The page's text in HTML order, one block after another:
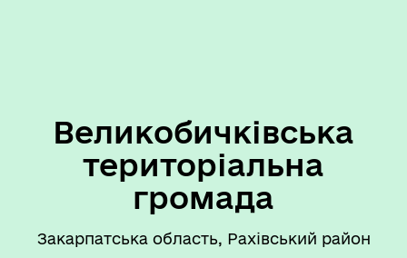
Великобичківська
територіальна
громада
Закарпатська область, Рахівський район